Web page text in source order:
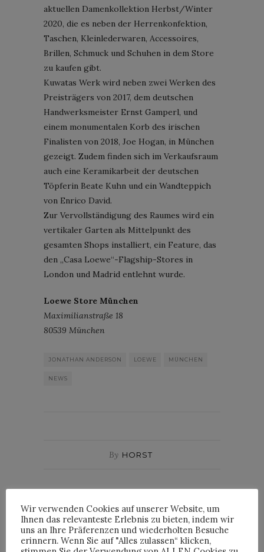
aktuellen Damenkollektion Herbst/Winter
2020, die es neben der Herrenkonfektion,
Taschen, Kleinlederwaren, Accessoires,
Brillen, Schmuck und Schuhen in dem Store
zu kaufen gibt.
Kuwatas Werk wird neben zwei Werken des
Preisträgers von 2017, dem deutschen
Handwerksmeister Ernst Gamperl, und
einem monumentalen Korb des irischen
Finalisten von 2018, Joe Hogan, in München
gezeigt. Zudem finden sich im Verkaufsraum
auch eine Keramikarbeit der deutschen
Töpferin Beate Kuhn und ein Wandteppich
von Enrico David.
Zur Vervollständigung des Raumes wird ein
vertikaler Garten als Mittelpunkt des
gesamten Shops installiert, ein Feature, das
den „Casa Loewe“-Flagship-Stores in
London und Madrid entlehnt wurde.
Loewe Store München
Maximilianstraße 18
80539 München
JONATHAN ANDERSON LOEWE MÜNCHEN
NEWS
By HORST
HORST
Wir verwenden Cookies auf unserer Website, um
Ihnen das relevanteste Erlebnis zu bieten, indem wir
uns an Ihre Präferenzen und wiederholten Besuche
erinnern. Wenn Sie auf "Alles zulassen“ klicken,